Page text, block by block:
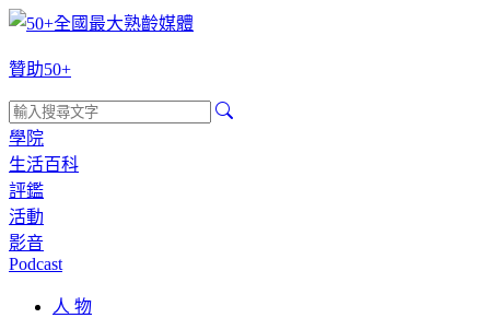
贊助50+
學院
生活百科
評鑑
活動
影音
Podcast
人 物